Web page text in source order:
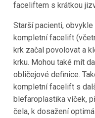
faceliftem s krátkou
Starší pacienti,
kompletní facelift
krk začal povolovat a
krku. Mohou také mít
obličejové definice.
kompletní facelift s
blefaroplastika víček,
čela, k dosažení